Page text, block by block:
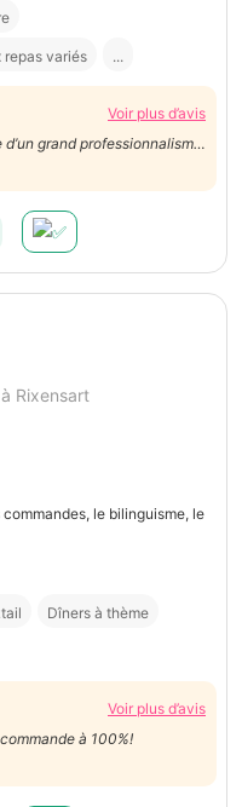
repas variés ...
Voir plus d’avis
grand professionnalisme
et très
fermés!
Rixensart
le bilinguisme, le
Dîners à thème
Voir plus d’avis
à 100%!